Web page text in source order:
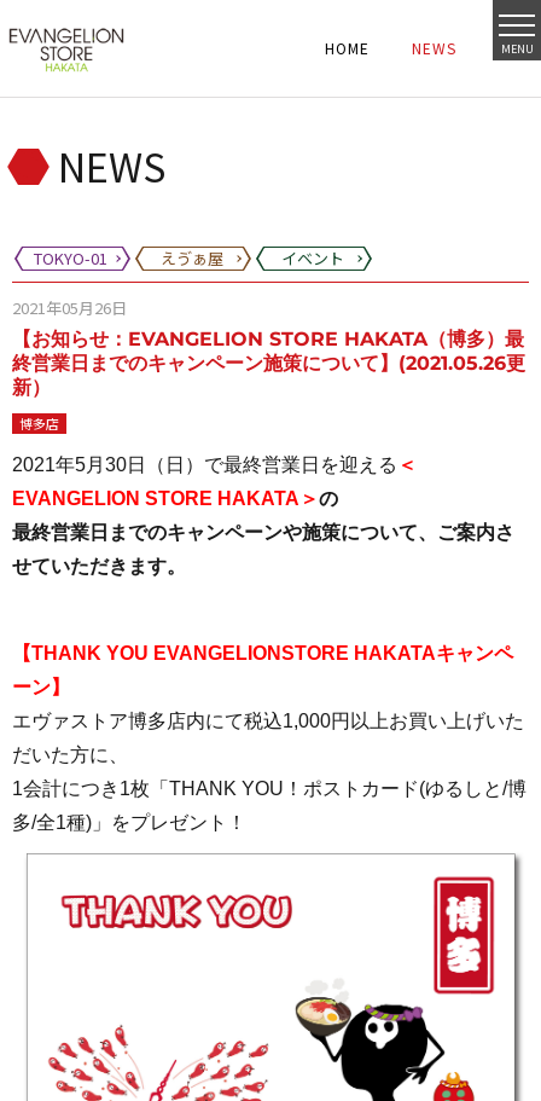
MENU
HOME
HOME NEWS
NEWS
NEWS
TOKYO-01 えゔぁ屋 イベント
2021年05月26日
【お知らせ：EVANGELION STORE HAKATA（博多）最
終営業日までのキャンペーン施策について】(2021.05.26更
新）
博多店
2021年5月30日（日）で最終営業日を迎える ＜
EVANGELION STORE HAKATA＞の
最終営業日までのキャンペーンや施策について、ご案内さ
せていただきます。
【THANK YOU EVANGELIONSTORE HAKATAキャンペ
ーン】
エヴァストア博多店内にて税込1,000円以上お買い上げいた
だいた方に、
1会計につき1枚「THANK YOU！ポストカード(ゆるしと/博
多/全1種)」をプレゼント！